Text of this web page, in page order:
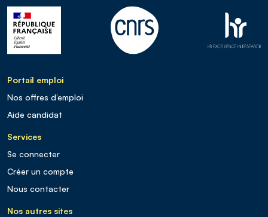
Portail emploi
Nos offres d’emploi
Aide candidat
Services
Se connecter
Créer un compte
Nous contacter
Nos autres sites